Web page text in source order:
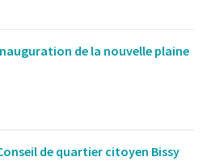
de la nouvelle plaine
de quartier citoyen Bissy